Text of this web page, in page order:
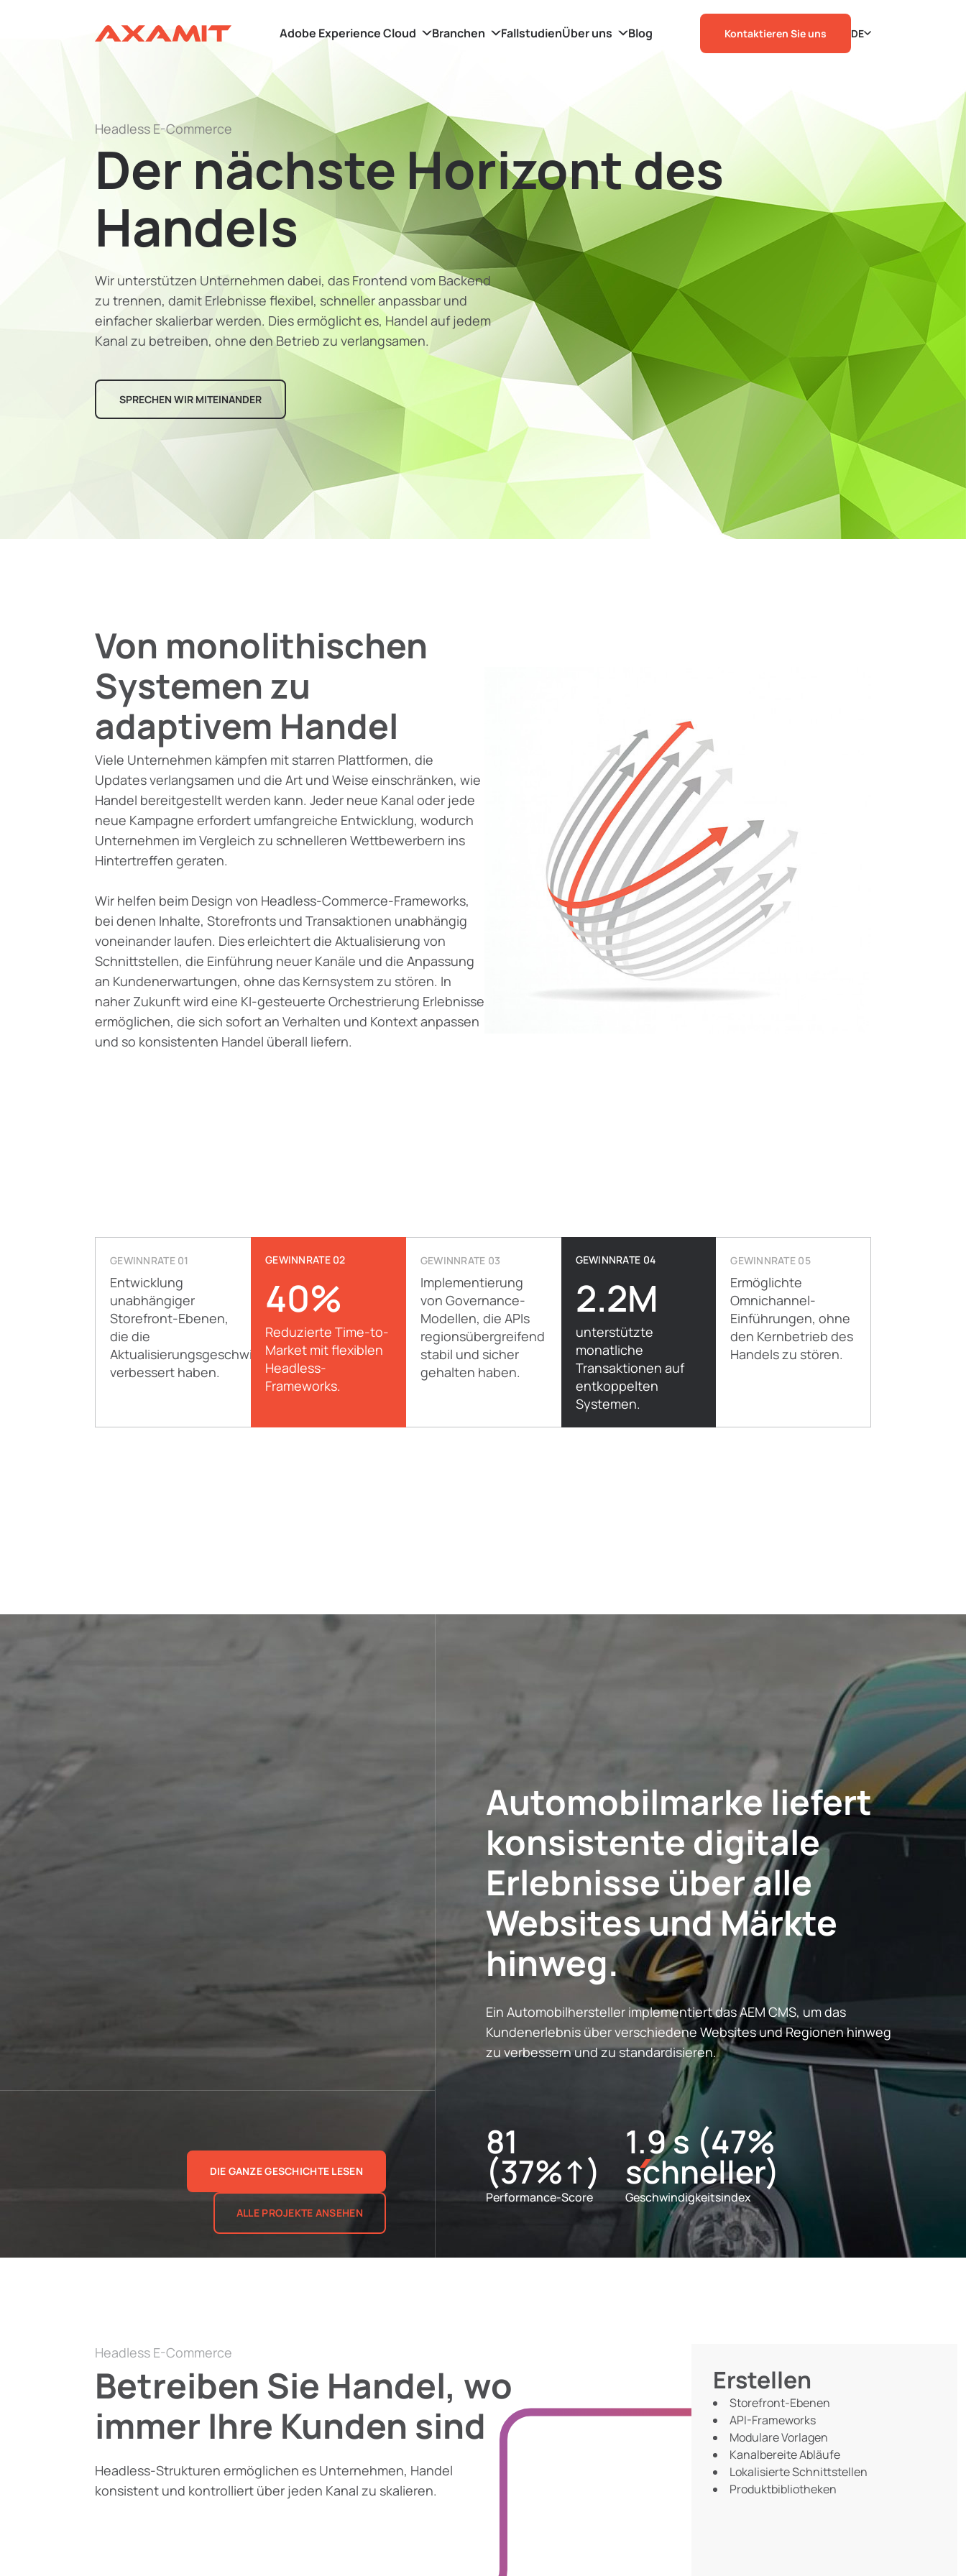
Adobe Experience Cloud Branchen FallstudienÜber uns Blog Kontaktieren Sie uns DE
Headless E-Commerce
Der nächste Horizont des
Handels
Wir unterstützen Unternehmen dabei, das Frontend vom Backend
zu trennen, damit Erlebnisse flexibel, schneller anpassbar und
einfacher skalierbar werden. Dies ermöglicht es, Handel auf jedem
Kanal zu betreiben, ohne den Betrieb zu verlangsamen.
SPRECHEN WIR MITEINANDER
Von monolithischen
Systemen zu
adaptivem Handel
Viele Unternehmen kämpfen mit starren Plattformen, die
Updates verlangsamen und die Art und Weise einschränken, wie
Handel bereitgestellt werden kann. Jeder neue Kanal oder jede
neue Kampagne erfordert umfangreiche Entwicklung, wodurch
Unternehmen im Vergleich zu schnelleren Wettbewerbern ins
Hintertreffen geraten.
Wir helfen beim Design von Headless-Commerce-Frameworks,
bei denen Inhalte, Storefronts und Transaktionen unabhängig
voneinander laufen. Dies erleichtert die Aktualisierung von
Schnittstellen, die Einführung neuer Kanäle und die Anpassung
an Kundenerwartungen, ohne das Kernsystem zu stören. In
naher Zukunft wird eine KI-gesteuerte Orchestrierung Erlebnisse
ermöglichen, die sich sofort an Verhalten und Kontext anpassen
und so konsistenten Handel überall liefern.
GEWINNRATE 01
Entwicklung
unabhängiger
Storefront-Ebenen,
die die
Aktualisierungsgeschwindigkeit
verbessert haben.
GEWINNRATE 02
40%
Reduzierte Time-to-
Market mit flexiblen
Headless-
Frameworks.
GEWINNRATE 03
Implementierung
von Governance-
Modellen, die APIs
regionsübergreifend
stabil und sicher
gehalten haben.
GEWINNRATE 04
2.2M
unterstützte
monatliche
Transaktionen auf
entkoppelten
Systemen.
GEWINNRATE 05
Ermöglichte
Omnichannel-
Einführungen, ohne
den Kernbetrieb des
Handels zu stören.
Automobilmarke liefert
konsistente digitale
Erlebnisse über alle
Websites und Märkte
hinweg.
Ein Automobilhersteller implementiert das AEM CMS, um das
Kundenerlebnis über verschiedene Websites und Regionen hinweg
zu verbessern und zu standardisieren.
81
(37%↑)
Performance-Score
1.9 s (47%
schneller)
Geschwindigkeitsindex
DIE GANZE GESCHICHTE LESEN
ALLE PROJEKTE ANSEHEN
Headless E-Commerce
Betreiben Sie Handel, wo
immer Ihre Kunden sind
Headless-Strukturen ermöglichen es Unternehmen, Handel
konsistent und kontrolliert über jeden Kanal zu skalieren.
Erstellen
Storefront-Ebenen
API-Frameworks
Modulare Vorlagen
Kanalbereite Abläufe
Lokalisierte Schnittstellen
Produktbibliotheken